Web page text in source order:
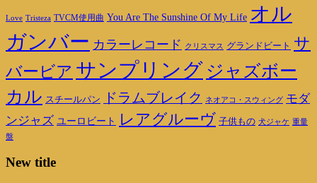
Love Tristeza TVCM使用曲 You Are The Sunshine Of My Life オル
ガンバー カラーレコード クリスマス グランドビート サ
バービア サンプリング ジャズボー
カル スチールパン ドラムブレイク ネオアコ・スウィング モダ
ンジャズ ユーロビート レアグルーヴ 子供もの 犬ジャケ 重量
盤
New title